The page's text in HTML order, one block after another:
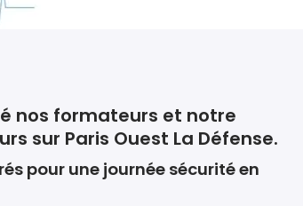
nos formateurs et notre
sur Paris Ouest La Défense.
pour une journée sécurité en